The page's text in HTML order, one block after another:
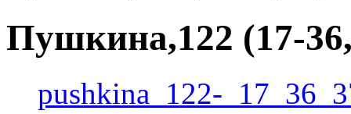
Пушкина,122 (17-
pushkina_122-